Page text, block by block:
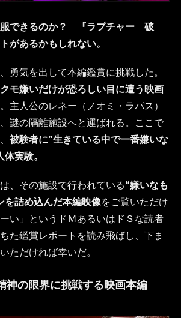
服できるのか？ 『ラプチャー 破
があるかもしれない。
勇気を出して本編鑑賞に挑戦した。
クモ嫌いだけが恐ろしい目に遭う映画
主人公のレネー（ノオミ・ラパス）
謎の隔離施設へと運ばれる。ここで
被験者に”生きている中で一番嫌いな
実験。
、その施設で行われている“嫌いなも
を詰め込んだ本編映像をご覧いただけ
い」というドＭあるいはドＳな読者
た鑑賞レポートを読み飛ばし、下ま
ただければ幸いだ。
の限界に挑戦する映画本編